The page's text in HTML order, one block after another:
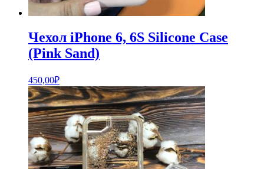
Чехол iPhone 6, 6S Silicone Case
(Pink Sand)
450,00₽